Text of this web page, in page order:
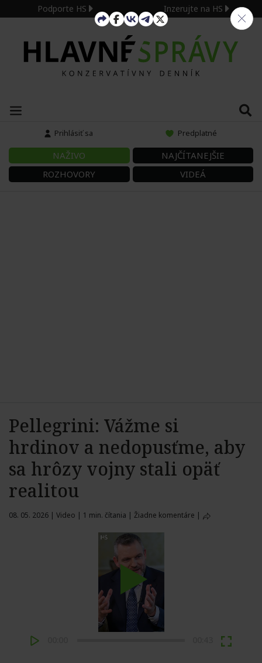
Podporte HS Inzerujte na HS
Prihlásiť sa Predplatné
NAŽIVO
NAJČÍTANEJŠIE
ROZHOVORY
VIDEÁ
Pellegrini: Vážme si
hrdinov a nedopusťme, aby
sa hrôzy vojny stali opäť
realitou
08. 05. 2026 | Video | 1 min. čítania | Žiadne komentáre |
Play